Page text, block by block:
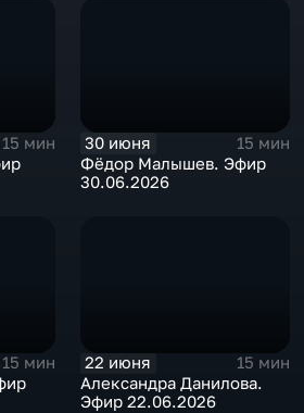
15 мин
30 июня
15 мин
Фёдор Малышев. Эфир
30.06.2026
15 мин
22 июня
15 мин
Александра Данилова.
Эфир 22.06.2026